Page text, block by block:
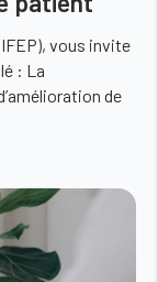
vous invite
: La
de